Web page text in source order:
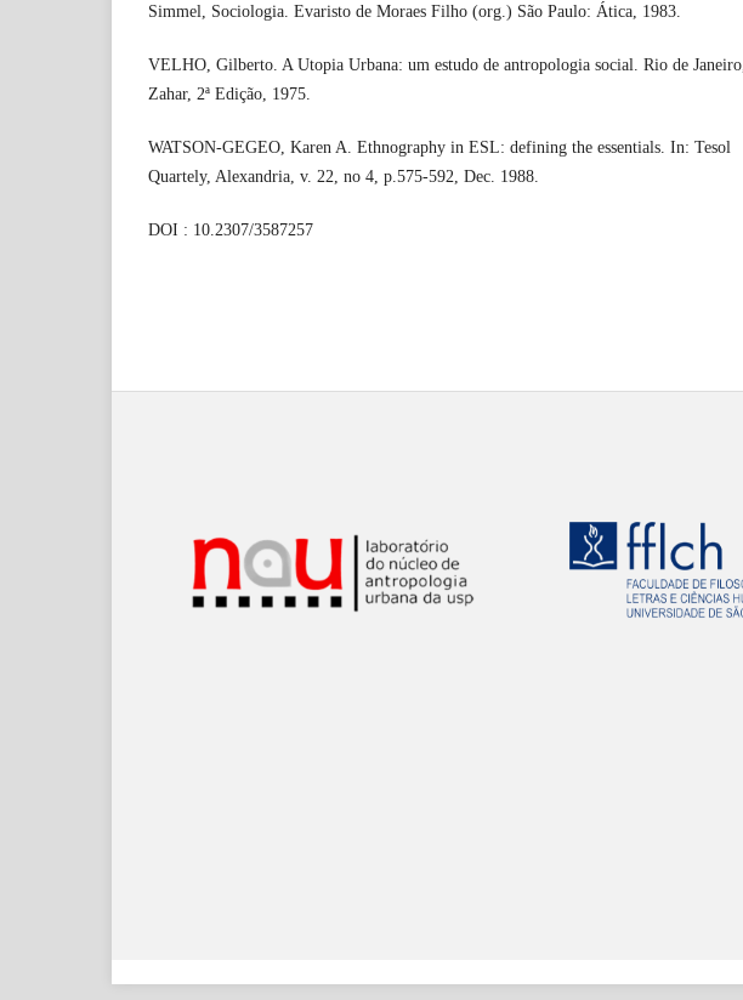
Simmel, Sociologia. Evaristo de Moraes Filho (org.) São Paulo: Ática, 1983.
VELHO, Gilberto. A Utopia Urbana: um estudo de antropologia social. Rio de Janeiro,
Zahar, 2ª Edição, 1975.
WATSON-GEGEO, Karen A. Ethnography in ESL: defining the essentials. In: Tesol
Quartely, Alexandria, v. 22, no 4, p.575-592, Dec. 1988.
DOI : 10.2307/3587257